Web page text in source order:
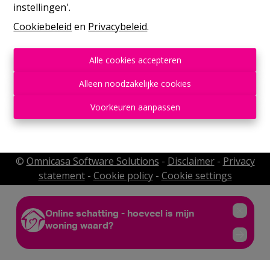
instellingen'.
Cookiebeleid en Privacybeleid.
Alle cookies accepteren
Alleen noodzakelijke cookies
Voorkeuren aanpassen
Rue de France, 37
© Omnicasa Software Solutions - Disclaimer- Privacy
statement- Cookie policy- Cookie settings